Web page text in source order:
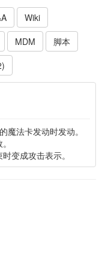
Wiki
MDM
脚本
法卡发动时发动。
变成攻击表示。